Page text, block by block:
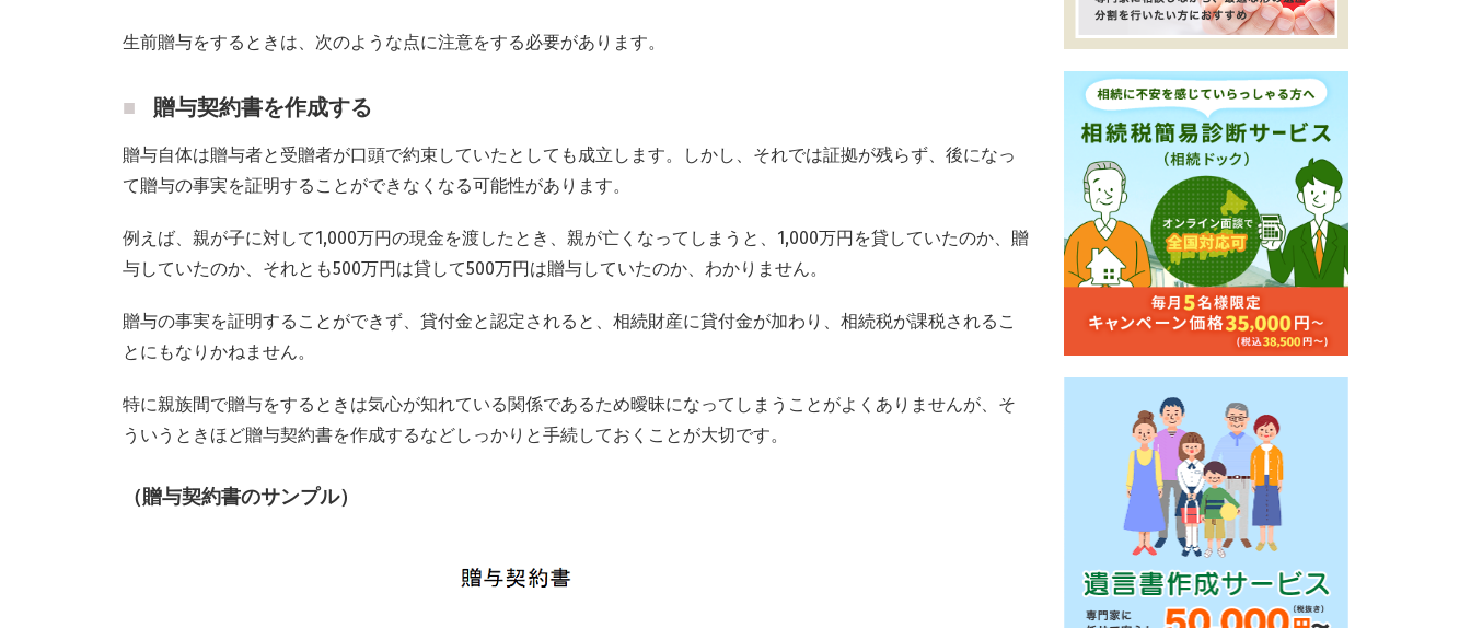
生前贈与をするときは、次のような点に注意をする必要があります。
贈与契約書を作成する
贈与自体は贈与者と受贈者が口頭で約束していたとしても成立します。しかし、それでは証拠が残らず、後になっ
て贈与の事実を証明することができなくなる可能性があります。
例えば、親が子に対して1,000万円の現金を渡したとき、親が亡くなってしまうと、1,000万円を貸していたのか、贈
与していたのか、それとも500万円は貸して500万円は贈与していたのか、わかりません。
贈与の事実を証明することができず、貸付金と認定されると、相続財産に貸付金が加わり、相続税が課税されるこ
とにもなりかねません。
特に親族間で贈与をするときは気心が知れている関係であるため曖昧になってしまうことがよくありませんが、そ
ういうときほど贈与契約書を作成するなどしっかりと手続しておくことが大切です。
（贈与契約書のサンプル）